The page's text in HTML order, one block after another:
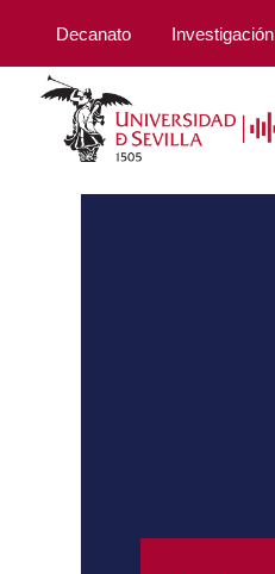
Decanato Investigación